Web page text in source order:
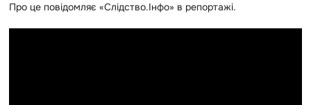
Про це повідомляє «Слідство.Інфо» в репортажі.